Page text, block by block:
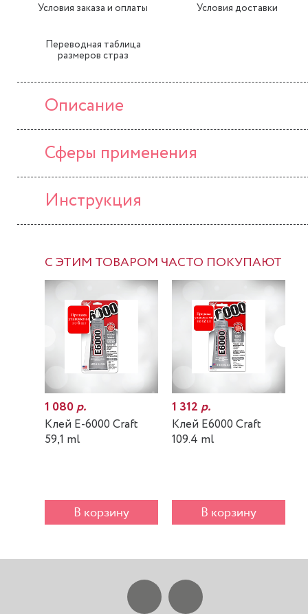
Условия заказа и оплаты Условия доставки
Переводная таблица
размеров страз
Описание
Сферы применения
Инструкция
С ЭТИМ ТОВАРОМ ЧАСТО ПОКУПАЮТ
1 080р.
Клей E-6000 Craft
59,1 ml
В корзину
1 312р.
Клей E6000 Craft
109.4 ml
В корзину